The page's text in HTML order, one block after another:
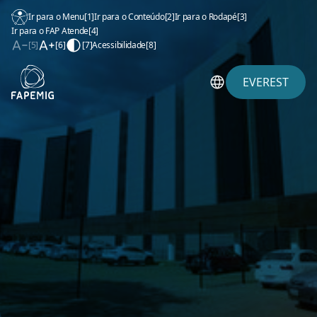
Ir para o Menu[1]Ir para o Conteúdo[2]Ir para o Rodapé[3]
Ir para o FAP Atende[4]
[5]
[6] [7]Acessibilidade[8]
EVEREST